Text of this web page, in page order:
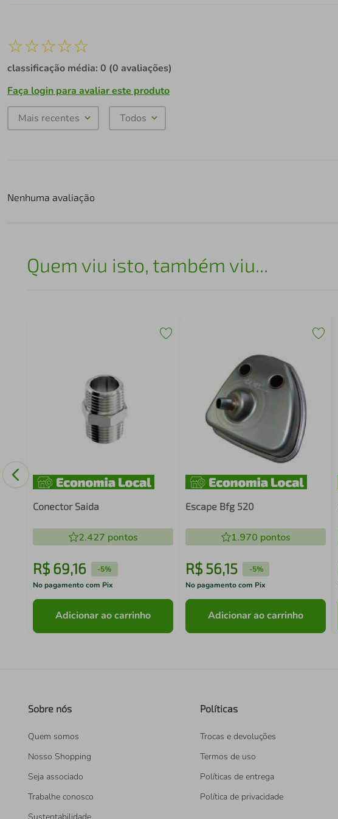
☆☆☆☆☆
classificação média: 0 (0 avaliações)
Faça login para avaliar este produto
Mais recentes Todos
Nenhuma avaliação
Quem viu isto, também viu...
Conector Saida
2.427 pontos
R$ 69,16 -5%
No pagamento com Pix
Adicionar ao carrinho
Escape Bfg 520
1.970 pontos
R$ 56,15 -5%
No pagamento com Pix
Adicionar ao carrinho
Sobre nós
Quem somos
Nosso Shopping
Seja associado
Trabalhe conosco
Políticas
Trocas e devoluções
Termos de uso
Políticas de entrega
Política de privacidade